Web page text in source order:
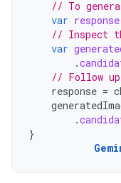
// To
var response
// Inspect
var
.
// Follow
response =
.
}